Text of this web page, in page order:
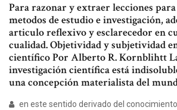
Para razonar y extraer lecciones
metodos de estudio e investigación,
articulo reflexivo y esclarecedor en
cualidad. Objetividad y subjetividad
científico Por Alberto R. Kornblihtt
investigación científica está
una concepción materialista del
en este sentido derivado del